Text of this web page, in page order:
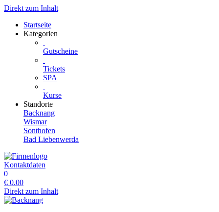
Direkt zum Inhalt
Startseite
Kategorien
Gutscheine
Tickets
SPA
Kurse
Standorte
Backnang
Wismar
Sonthofen
Bad Liebenwerda
Kontaktdaten
0
€ 0.00
Direkt zum Inhalt